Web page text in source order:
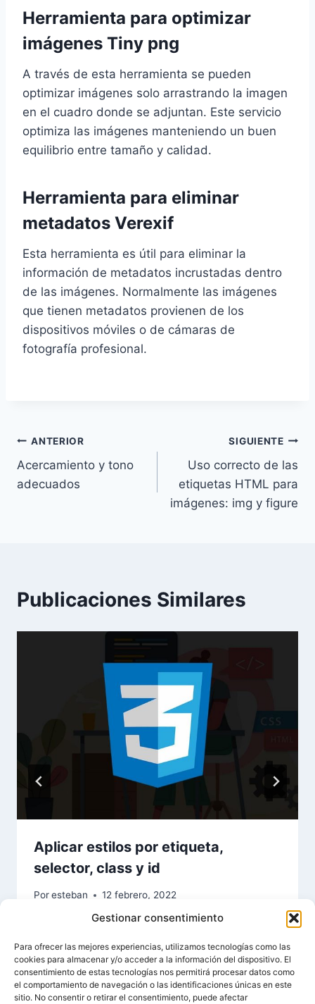
Gestionar consentimiento
Para ofrecer las mejores experiencias, utilizamos tecnologías como las
cookies para almacenar y/o acceder a la información del dispositivo. El
consentimiento de estas tecnologías nos permitirá procesar datos como
el comportamiento de navegación o las identificaciones únicas en este
sitio. No consentir o retirar el consentimiento, puede afectar
Herramienta para optimizar
imágenes Tiny png
A través de esta herramienta se pueden
optimizar imágenes solo arrastrando la imagen
en el cuadro donde se adjuntan. Este servicio
optimiza las imágenes manteniendo un buen
equilibrio entre tamaño y calidad.
Herramienta para eliminar
metadatos Verexif
Esta herramienta es útil para eliminar la
información de metadatos incrustadas dentro
de las imágenes. Normalmente las imágenes
que tienen metadatos provienen de los
dispositivos móviles o de cámaras de
fotografía profesional.
Navegación
de
ANTERIOR
Acercamiento y tono
adecuados
SIGUIENTE
Uso correcto de las
etiquetas HTML para
imágenes: img y figure
Publicaciones Similares
Aplicar estilos por etiqueta,
selector, class y id
Poresteban 12 febrero, 2022